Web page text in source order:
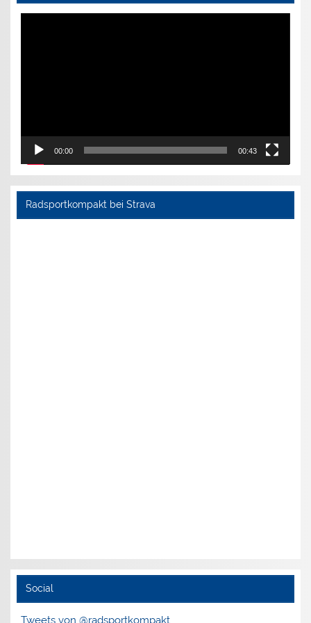
Video-
00:00 00:43
Radsportkompakt bei Strava
Social
Tweets von @radsportkompakt